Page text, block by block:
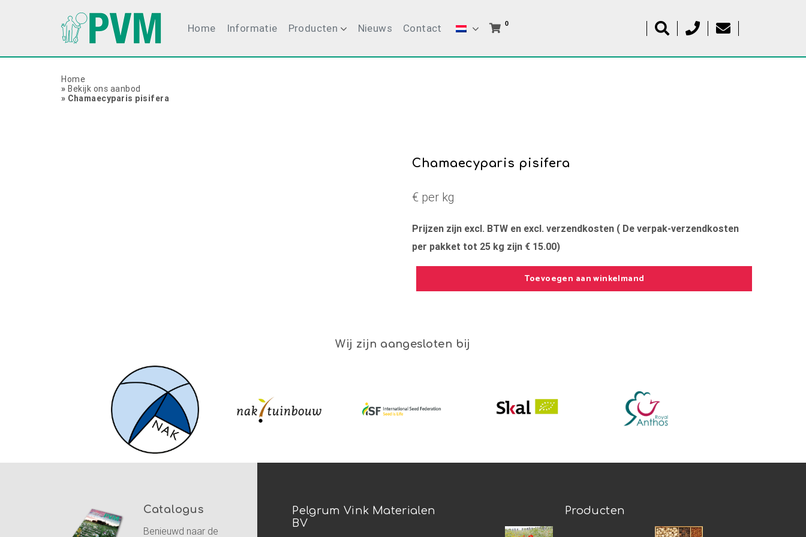
Home Informatie Producten Nieuws Contact 0
Home
» Bekijk ons aanbod
» Chamaecyparis pisifera
Chamaecyparis pisifera
€ per kg
Prijzen zijn excl. BTW en excl. verzendkosten ( De verpak-verzendkosten
per pakket tot 25 kg zijn € 15.00)
Toevoegen aan winkelmand
Wij zijn aangesloten bij
Catalogus
Benieuwd naar de
Pelgrum Vink Materialen
BV
Producten